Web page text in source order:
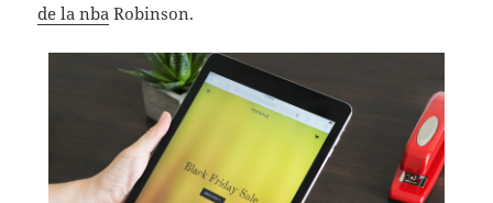
de la nba Robinson.